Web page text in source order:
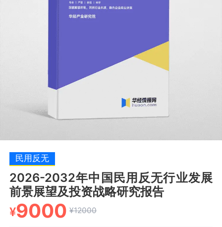
民用反无
2026-2032年中国民用反无行业发展
前景展望及投资战略研究报告
¥9000 ¥12000